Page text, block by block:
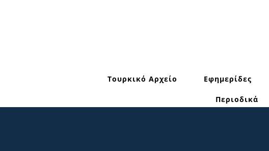
Τουρκικό Αρχείο Εφημερίδες
Περιοδικά